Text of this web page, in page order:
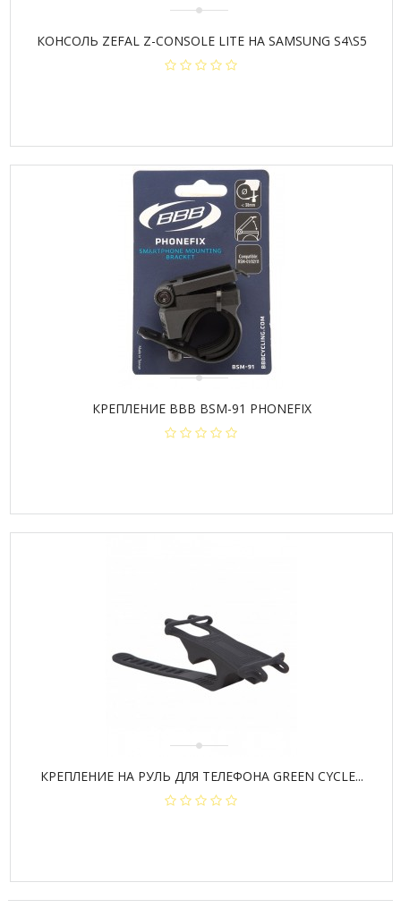
КОНСОЛЬ ZEFAL Z-CONSOLE LITE НА SAMSUNG S4\S5
КРЕПЛЕНИЕ BBB BSM-91 PHONEFIX
КРЕПЛЕНИЕ НА РУЛЬ ДЛЯ ТЕЛЕФОНА GREEN CYCLE...